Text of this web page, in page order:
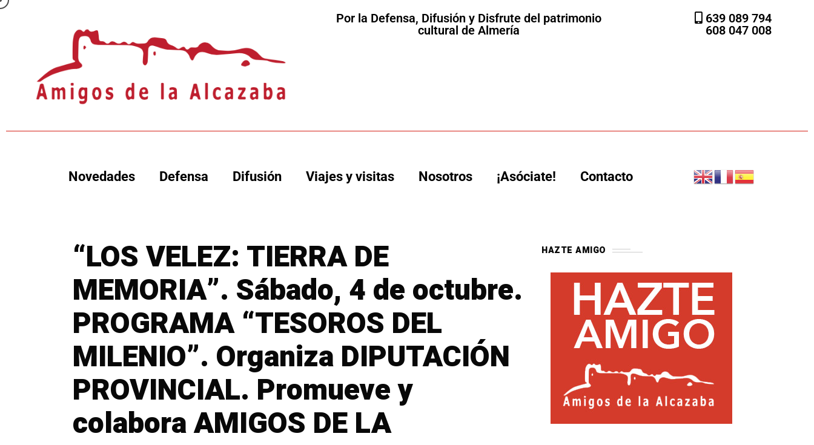
Por la Defensa, Difusión y Disfrute del patrimonio
cultural de Almería
639 089 794
608 047 008
Novedades Defensa Difusión Viajes y visitas Nosotros ¡Asóciate! Contacto
“LOS VELEZ: TIERRA DE
MEMORIA”. Sábado, 4 de octubre.
PROGRAMA “TESOROS DEL
MILENIO”. Organiza DIPUTACIÓN
PROVINCIAL. Promueve y
colabora AMIGOS DE LA
HAZTE AMIGO